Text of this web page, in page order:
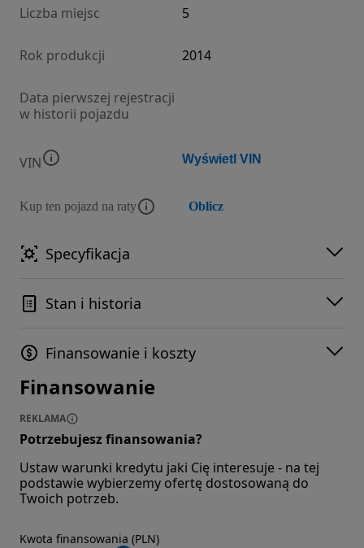
Liczba miejsc 5
Rok produkcji 2014
Data pierwszej rejestracji
w historii pojazdu
VIN Wyświetl VIN
Kup ten pojazd na raty Oblicz
Specyfikacja
Stan i historia
Finansowanie i koszty
Finansowanie
REKLAMA
Potrzebujesz finansowania?
Ustaw warunki kredytu jaki Cię interesuje - na tej
podstawie wybierzemy ofertę dostosowaną do
Twoich potrzeb.
Kwota finansowania (PLN)